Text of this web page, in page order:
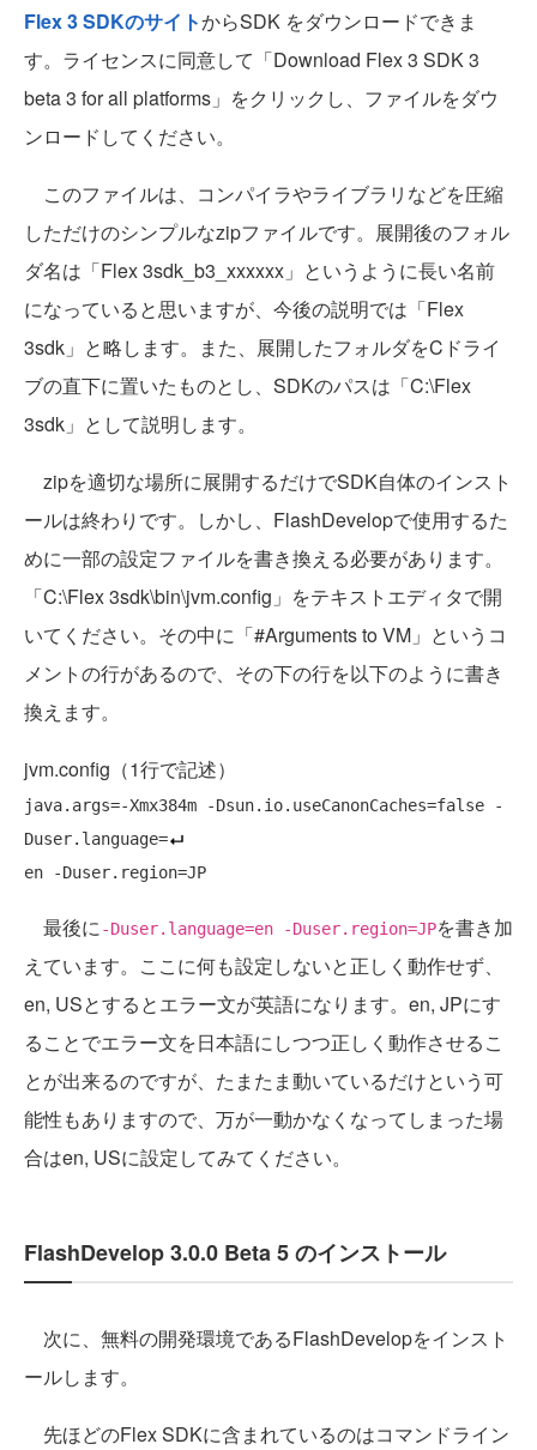
Flex 3 SDKのサイトからSDK をダウンロードできま
す。ライセンスに同意して「Download Flex 3 SDK 3
beta 3 for all platforms」をクリックし、ファイルをダウ
ンロードしてください。
このファイルは、コンパイラやライブラリなどを圧縮
しただけのシンプルなzipファイルです。展開後のフォル
ダ名は「Flex 3sdk_b3_xxxxxx」というように長い名前
になっていると思いますが、今後の説明では「Flex
3sdk」と略します。また、展開したフォルダをCドライ
ブの直下に置いたものとし、SDKのパスは「C:\Flex
3sdk」として説明します。
zipを適切な場所に展開するだけでSDK自体のインスト
ールは終わりです。しかし、FlashDevelopで使用するた
めに一部の設定ファイルを書き換える必要があります。
「C:\Flex 3sdk\bin\jvm.config」をテキストエディタで開
いてください。その中に「#Arguments to VM」というコ
メントの行があるので、その下の行を以下のように書き
換えます。
jvm.config（1行で記述）
java.args=-Xmx384m -Dsun.io.useCanonCaches=false -
Duser.language=
最後に-Duser.language=en -Duser.region=JPを書き加
えています。ここに何も設定しないと正しく動作せず、
en, USとするとエラー文が英語になります。en, JPにす
ることでエラー文を日本語にしつつ正しく動作させるこ
とが出来るのですが、たまたま動いているだけという可
能性もありますので、万が一動かなくなってしまった場
合はen, USに設定してみてください。
FlashDevelop 3.0.0 Beta 5 のインストール
次に、無料の開発環境であるFlashDevelopをインスト
ールします。
先ほどのFlex SDKに含まれているのはコマンドライン